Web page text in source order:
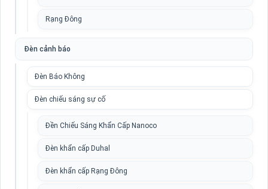
Rạng Đông
Đèn cảnh báo
Đèn Báo Không
Đèn chiếu sáng sự cố
Đền Chiếu Sáng Khẩn Cấp Nanoco
Đèn khẩn cấp Duhal
Đèn khẩn cấp Rạng Đông